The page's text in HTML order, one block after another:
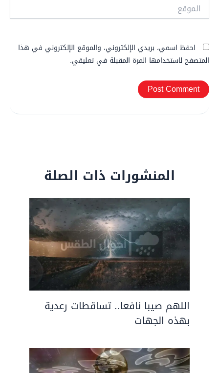
الموقع
احفظ اسمي، بريدي الإلكتروني، والموقع الإلكتروني في هذا
المتصفح لاستخدامها المرة المقبلة في تعليقي.
المنشورات ذات الصلة
اللهم صيبا نافعا.. تساقطات رعدية
بهذه الجهات